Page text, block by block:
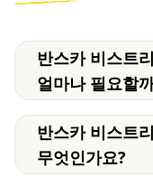
반스카 비스트
얼마나 필요할
반스카 비스트
무엇인가요?